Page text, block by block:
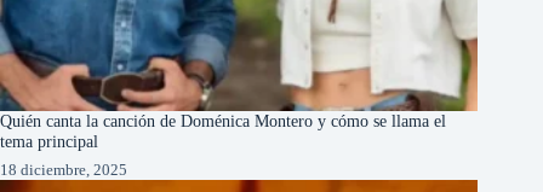
Quién canta la canción de Doménica Montero y cómo se llama el
tema principal
18 diciembre, 2025